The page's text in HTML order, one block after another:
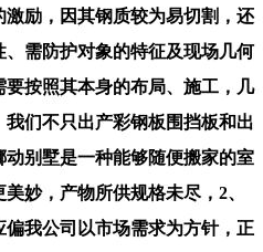
励，因其钢质较为易切割，还
需防护对象的特征及现场几何
按照其本身的布局、施工，几
们不只出产彩钢板围挡板和出
别墅是一种能够随便搬家的室
妙，产物所供规格未尽，2、
我公司以市场需求为方针，正